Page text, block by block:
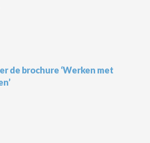
de brochure ‘Werken met